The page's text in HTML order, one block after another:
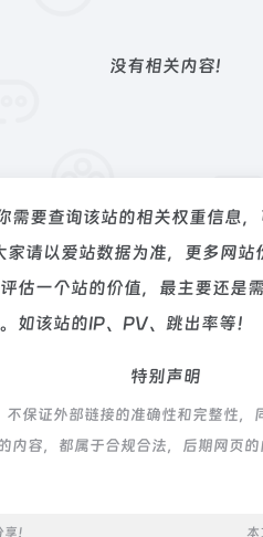
没有相关内容!
需要查询该站的相关权重信息
请以爱站数据为准，更多网
估一个站的价值，最主要还是
如该站的IP、PV、跳出率等！
特别声明
保证外部链接的准确性和完整性，
容，都属于合规合法，后期网页
！